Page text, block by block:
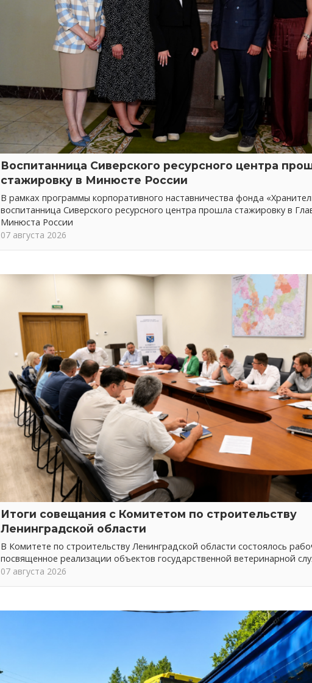
Воспитанница Сиверского ресурсного центра
стажировку в Минюсте России
В рамках программы корпоративного наставничества фонда
воспитанница Сиверского ресурсного центра прошла стажировку в
Минюста России
07 августа 2026
Итоги совещания с Комитетом по строительству
Ленинградской области
В Комитете по строительству Ленинградской области состоялось
посвященное реализации объектов государственной ветеринарной
07 августа 2026